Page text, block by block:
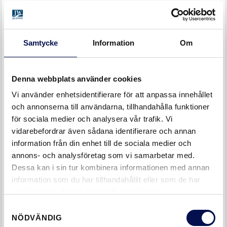
Samtycke Information Om
Denna webbplats använder cookies
Vi använder enhetsidentifierare för att anpassa innehållet
och annonserna till användarna, tillhandahålla funktioner
för sociala medier och analysera vår trafik. Vi
vidarebefordrar även sådana identifierare och annan
information från din enhet till de sociala medier och
annons- och analysföretag som vi samarbetar med.
Dessa kan i sin tur kombinera informationen med annan
information som du har tillhandahållit eller som de har
NÖDVÄNDIG
specialbehandlas så att det bildar en hård och tålig kant.
Som standard finns den i träslagen ek, bok, björk, ask och
furu, men kan också fås i andra träslag.